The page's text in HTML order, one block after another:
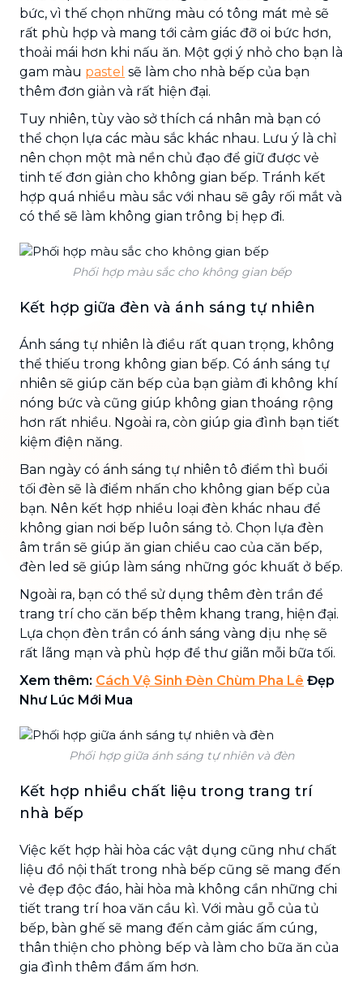
bức, vì thế chọn những màu có tông mát mẻ sẽ
rất phù hợp và mang tới cảm giác đỡ oi bức hơn,
thoải mái hơn khi nấu ăn. Một gợi ý nhỏ cho bạn là
gam màu pastel sẽ làm cho nhà bếp của bạn
thêm đơn giản và rất hiện đại.
Tuy nhiên, tùy vào sở thích cá nhân mà bạn có
thể chọn lựa các màu sắc khác nhau. Lưu ý là chỉ
nên chọn một mà nền chủ đạo để giữ được vẻ
tinh tế đơn giản cho không gian bếp. Tránh kết
hợp quá nhiều màu sắc với nhau sẽ gây rối mắt và
có thể sẽ làm không gian trông bị hẹp đi.
Phối hợp màu sắc cho không gian bếp
Kết hợp giữa đèn và ánh sáng tự nhiên
Ánh sáng tự nhiên là điều rất quan trọng, không
thể thiếu trong không gian bếp. Có ánh sáng tự
nhiên sẽ giúp căn bếp của bạn giảm đi không khí
nóng bức và cũng giúp không gian thoáng rộng
hơn rất nhiều. Ngoài ra, còn giúp gia đình bạn tiết
kiệm điện năng.
Ban ngày có ánh sáng tự nhiên tô điểm thì buổi
tối đèn sẽ là điểm nhấn cho không gian bếp của
bạn. Nên kết hợp nhiều loại đèn khác nhau để
không gian nơi bếp luôn sáng tỏ. Chọn lựa đèn
âm trần sẽ giúp ăn gian chiều cao của căn bếp,
đèn led sẽ giúp làm sáng những góc khuất ở bếp.
Ngoài ra, bạn có thể sử dụng thêm đèn trần để
trang trí cho căn bếp thêm khang trang, hiện đại.
Lựa chọn đèn trần có ánh sáng vàng dịu nhẹ sẽ
rất lãng mạn và phù hợp để thư giãn mỗi bữa tối.
Xem thêm: Cách Vệ Sinh Đèn Chùm Pha Lê Đẹp
Như Lúc Mới Mua
Phối hợp giữa ánh sáng tự nhiên và đèn
Kết hợp nhiều chất liệu trong trang trí
nhà bếp
Việc kết hợp hài hòa các vật dụng cũng như chất
liệu đồ nội thất trong nhà bếp cũng sẽ mang đến
vẻ đẹp độc đáo, hài hòa mà không cần những chi
tiết trang trí hoa văn cầu kì. Với màu gỗ của tủ
bếp, bàn ghế sẽ mang đến cảm giác ấm cúng,
thân thiện cho phòng bếp và làm cho bữa ăn của
gia đình thêm đầm ấm hơn.